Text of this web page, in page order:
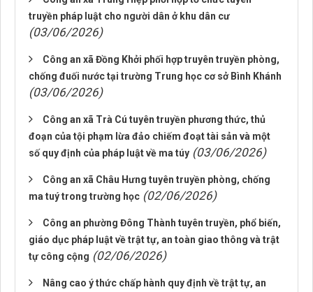
truyền pháp luật cho người dân ở khu dân cư
(03/06/2026)
Công an xã Đồng Khởi phối hợp truyên truyền phòng,
chống đuối nước tại trường Trung học cơ sở Bình Khánh
(03/06/2026)
Công an xã Trà Cú tuyên truyền phương thức, thủ
đoạn của tội phạm lừa đảo chiếm đoạt tài sản và một
số quy định của pháp luật về ma túy (03/06/2026)
Công an xã Châu Hưng tuyên truyền phòng, chống
ma tuý trong trường học (02/06/2026)
Công an phường Đông Thành tuyên truyền, phổ biến,
giáo dục pháp luật về trật tự, an toàn giao thông và trật
tự công cộng (02/06/2026)
Nâng cao ý thức chấp hành quy định về trật tự, an